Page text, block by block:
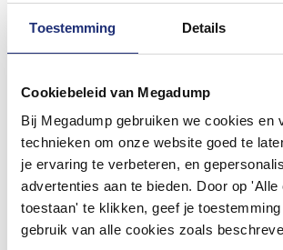
Toestemming Details
Cookiebeleid van Megadump
Bij Megadump gebruiken we cookies en
technieken om onze website goed te
je ervaring te verbeteren, en
advertenties aan te bieden. Door op 'Alle
toestaan' te klikken, geef je
gebruik van alle cookies zoals
Best-Design Set a 4 stuks
Poten Tbv.Bad "Roll-
Voor 14:00 besteld,
volgende (werk)dag in huis
259,90
214,80
Best-
Poten
Voor
volgende